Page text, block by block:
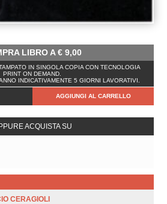
LIBRO A€ 9,00
IN SINGOLA COPIA CON TECNOLOGIA
PRINT ON DEMAND.
INDICATIVAMENTE 5 GIORNI LAVORATIVI.
AGGIUNGI AL CARRELLO
ACQUISTA SU
CERAGIOLI